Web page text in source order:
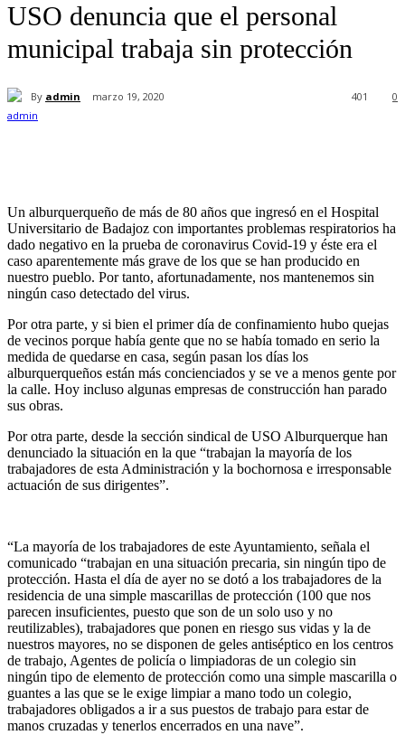
USO denuncia que el personal
municipal trabaja sin protección
By admin marzo 19, 2020 0
401
Un alburquerqueño de más de 80 años que ingresó en el Hospital
Universitario de Badajoz con importantes problemas respiratorios ha
dado negativo en la prueba de coronavirus Covid-19 y éste era el
caso aparentemente más grave de los que se han producido en
nuestro pueblo. Por tanto, afortunadamente, nos mantenemos sin
ningún caso detectado del virus.
Por otra parte, y si bien el primer día de confinamiento hubo quejas
de vecinos porque había gente que no se había tomado en serio la
medida de quedarse en casa, según pasan los días los
alburquerqueños están más concienciados y se ve a menos gente por
la calle. Hoy incluso algunas empresas de construcción han parado
sus obras.
Por otra parte, desde la sección sindical de USO Alburquerque han
denunciado la situación en la que “trabajan la mayoría de los
trabajadores de esta Administración y la bochornosa e irresponsable
actuación de sus dirigentes”.
“La mayoría de los trabajadores de este Ayuntamiento, señala el
comunicado “trabajan en una situación precaria, sin ningún tipo de
protección. Hasta el día de ayer no se dotó a los trabajadores de la
residencia de una simple mascarillas de protección (100 que nos
parecen insuficientes, puesto que son de un solo uso y no
reutilizables), trabajadores que ponen en riesgo sus vidas y la de
nuestros mayores, no se disponen de geles antiséptico en los centros
de trabajo, Agentes de policía o limpiadoras de un colegio sin
ningún tipo de elemento de protección como una simple mascarilla o
guantes a las que se le exige limpiar a mano todo un colegio,
trabajadores obligados a ir a sus puestos de trabajo para estar de
manos cruzadas y tenerlos encerrados en una nave”.